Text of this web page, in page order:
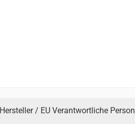
Hersteller / EU Verantwortliche Person